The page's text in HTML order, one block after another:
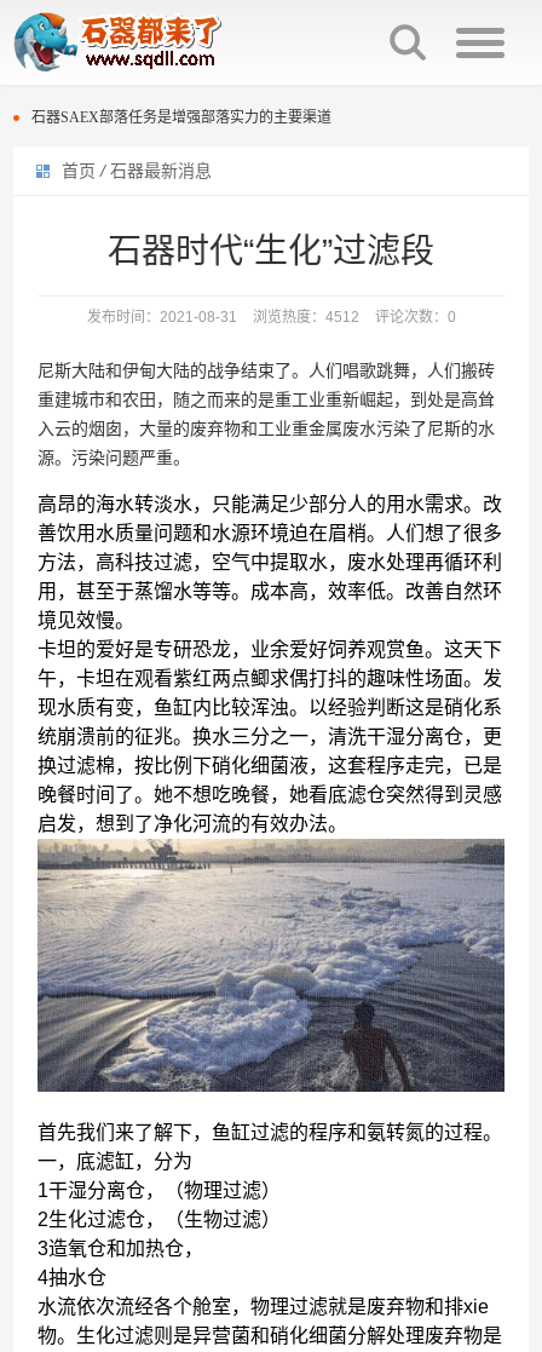
石器时代种族互克机制介绍
石器SAEX部落任务是增强部落实力的主要渠道
百战石器宠物交易回炉次数保留。
石器时代300分换普金图腾还是熬金神？
石器时代“生化”过滤段
石器时代种族互克机制介绍
石器时代复刻版多套配点“灵活变通”
石器时代光环宠物排名效果
石器时代300分换普金图腾还是熬金神？
石器时代“生化”过滤段
首页 / 石器最新消息
石器时代“生化”过滤段
发布时间：2021-08-31 浏览热度：4512 评论次数：0
尼斯大陆和伊甸大陆的战争结束了。人们唱歌跳舞，人们搬砖
重建城市和农田，随之而来的是重工业重新崛起，到处是高耸
入云的烟囱，大量的废弃物和工业重金属废水污染了尼斯的水
源。污染问题严重。
高昂的海水转淡水，只能满足少部分人的用水需求。改
善饮用水质量问题和水源环境迫在眉梢。人们想了很多
方法，高科技过滤，空气中提取水，废水处理再循环利
用，甚至于蒸馏水等等。成本高，效率低。改善自然环
境见效慢。
卡坦的爱好是专研恐龙，业余爱好饲养观赏鱼。这天下
午，卡坦在观看紫红两点鲫求偶打抖的趣味性场面。发
现水质有变，鱼缸内比较浑浊。以经验判断这是硝化系
统崩溃前的征兆。换水三分之一，清洗干湿分离仓，更
换过滤棉，按比例下硝化细菌液，这套程序走完，已是
晚餐时间了。她不想吃晚餐，她看底滤仓突然得到灵感
启发，想到了净化河流的有效办法。
首先我们来了解下，鱼缸过滤的程序和氨转氮的过程。
一，底滤缸，分为
1干湿分离仓，（物理过滤）
2生化过滤仓，（生物过滤）
3造氧仓和加热仓，
4抽水仓
水流依次流经各个舱室，物理过滤就是废弃物和排xie
物。生化过滤则是异营菌和硝化细菌分解处理废弃物是